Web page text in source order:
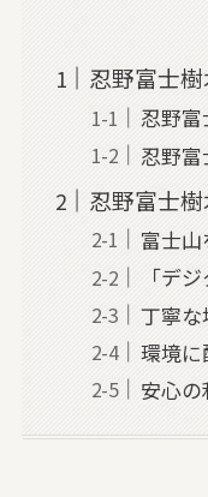
忍野富士
忍野
忍野
忍野富士
富士
「デ
丁寧
環境
安心